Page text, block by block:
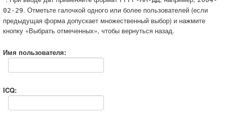
02-29. Отметьте галочкой одного или более пользователей (если
предыдущая форма допускает множественный выбор) и нажмите
кнопку «Выбрать отмеченных», чтобы вернуться назад.
Имя пользователя:
ICQ: